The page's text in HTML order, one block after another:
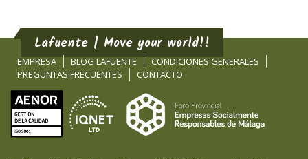
Lafuente | Move your world!!
EMPRESA BLOG LAFUENTE
CONDICIONES GENERALES
PREGUNTAS FRECUENTES
CONTACTO